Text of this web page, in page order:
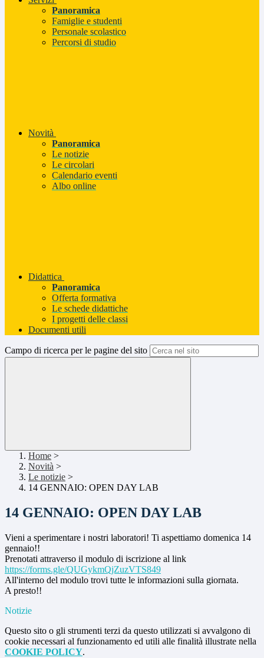
Panoramica
Famiglie e studenti
Personale scolastico
Percorsi di studio
Novità
Panoramica
Le notizie
Le circolari
Calendario eventi
Albo online
Didattica
Panoramica
Offerta formativa
Le schede didattiche
I progetti delle classi
Documenti utili
Campo di ricerca per le pagine del sito
Home >
Novità >
Le notizie >
14 GENNAIO: OPEN DAY LAB
14 GENNAIO: OPEN DAY LAB
Vieni a sperimentare i nostri laboratori! Ti aspettiamo domenica 14
gennaio!!
Prenotati attraverso il modulo di iscrizione al link
https://forms.gle/QUGykmQjZuzVTS849
All'interno del modulo trovi tutte le informazioni sulla giornata.
A presto!!
Notizie
Questo sito o gli strumenti terzi da questo utilizzati si avvalgono di
cookie necessari al funzionamento ed utili alle finalità illustrate nella
COOKIE POLICY.